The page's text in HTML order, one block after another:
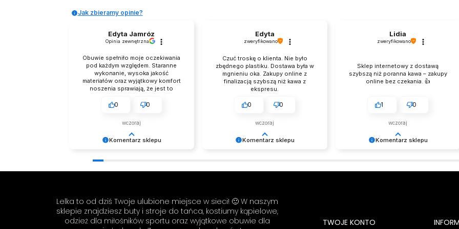
Jak zbieramy opinie?
Komentarz sklepu
zobaczenia! Zespół LELKA 🦋
Edyta Jamróz
Opinia zewnętrzna
Obuwie spełniło moje oczekiwania
pod każdym względem. Staranne
wykonanie, wysoka jakość
materiałów oraz wyjątkowy komfort
noszenia sprawiają, że jest to
prezentują się niezwykle
0 0
wczoraj
Komentarz sklepu
jeszcze! Zespół LELKA 🦋
Edyta
zweryfikowano
Czuć troskę o klienta. Nie było
zbędnego plastiku. Dostawa była w
mgnieniu oka. Zakupy online z
finalizacją szybszą niż kawa z
ekspresu.
0 0
wczoraj
Komentarz sklepu
Lidia
zweryfikowano
Sklep internetowy z dostawą
szybszą niż poranna kawa – zakupy
online bez czekania. 👍️
1 0
wczoraj
Lelka to od dziś Twoje ulubione miejsce w sieci! 🙂 W naszym
sklepie znajdziesz buty i stroje do tańca, kostiumy kąpielowe,
odzież dla miłośników sportu oraz wyjątkowe obuwie dla
TWOJE KONTO